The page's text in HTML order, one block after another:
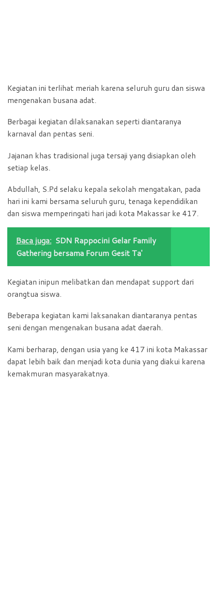
Kegiatan ini terlihat meriah karena seluruh guru dan siswa
mengenakan busana adat.
Berbagai kegiatan dilaksanakan seperti diantaranya
karnaval dan pentas seni.
Jajanan khas tradisional juga tersaji yang disiapkan oleh
setiap kelas.
Abdullah, S.Pd selaku kepala sekolah mengatakan, pada
hari ini kami bersama seluruh guru, tenaga kependidikan
dan siswa memperingati hari jadi kota Makassar ke 417.
Baca juga: SDN Rappocini Gelar Family
Gathering bersama Forum Gesit Ta'
Kegiatan inipun melibatkan dan mendapat support dari
orangtua siswa.
Beberapa kegiatan kami laksanakan diantaranya pentas
seni dengan mengenakan busana adat daerah.
Kami berharap, dengan usia yang ke 417 ini kota Makassar
dapat lebih baik dan menjadi kota dunia yang diakui karena
kemakmuran masyarakatnya.